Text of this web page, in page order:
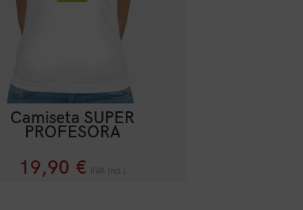
Camiseta SUPER
PROFESORA
19,90 € (IVA Incl.)